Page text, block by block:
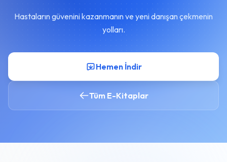
E-Nabız & MBYS
Hastaların güvenini kazanmanın ve yeni danışan çekmenin
yolları.
Hemen İndir
Tüm E-Kitaplar